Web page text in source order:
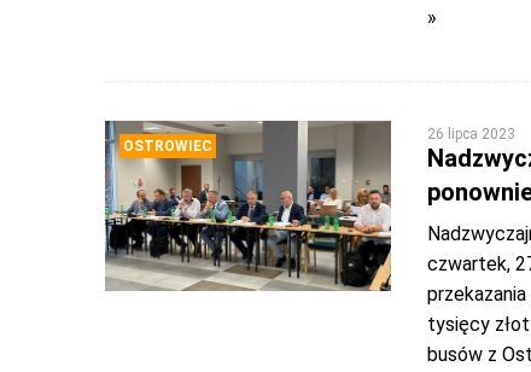
»
OSTROWIEC
26 lipca 2023
czwartek,
tysięcy
busów z